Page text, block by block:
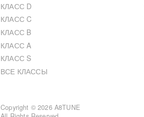
КЛАСС D
КЛАСС C
КЛАСС B
КЛАСС A
КЛАСС S
ВСЕ КЛАССЫ
Copyright © 2026 A8TUNE